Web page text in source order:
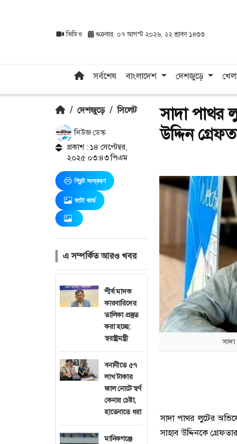
ভিডিও শুক্রবার, ০৭ আগস্ট ২০২৬, ২২ শ্রাবণ ১৪৩৩
সর্বশেষ বাংলাদেশ দেশজুড়ে
/ দেশজুড়ে / সিলেট
নিউজ ডেস্ক
প্রকাশ : ১৪ সেপ্টেম্বর,
২০২৫ ০৩:৪৩ পিএম
প্রিন্ট সংস্করণ
ফটো কার্ড
এ সম্পর্কিত আরও খবর
শীর্ষ মাদক
কারবারিদের
তালিকা প্রস্তুত
করা হচ্ছে:
স্বরাষ্ট্রমন্ত্রী
বনানীতে ৫৭
লাখ টাকার
জাল নোটে স্বর্ণ
কেনার চেষ্টা,
হাতেনাতে ধরা
মানিকগঞ্জে
সাদা পাথর
উদ্দিন
সাদা পাথর লুটের
সাহাব উদ্দিনকে